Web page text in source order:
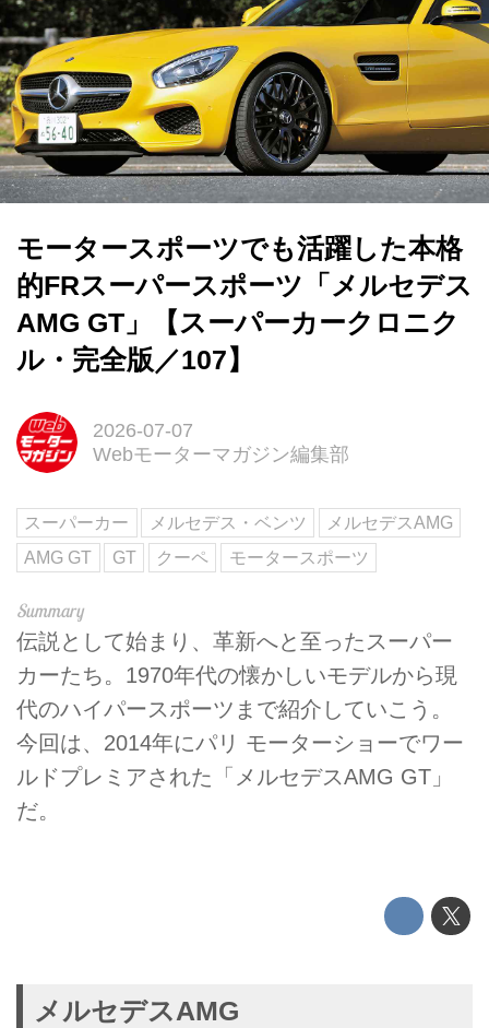
モータースポーツでも活躍した本格
的FRスーパースポーツ「メルセデス
AMG GT」【スーパーカークロニク
ル・完全版／107】
2026-07-07
Webモーターマガジン編集部
スーパーカー メルセデス・ベンツ
メルセデスAMG
AMG GT
GT クーペ モータースポーツ
伝説として始まり、革新へと至ったスーパー
カーたち。1970年代の懐かしいモデルから現
代のハイパースポーツまで紹介していこう。
今回は、2014年にパリ モーターショーでワー
ルドプレミアされた「メルセデスAMG GT」
だ。
メルセデスAMG